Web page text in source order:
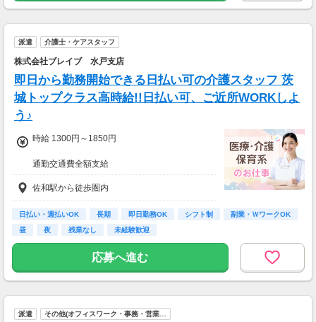
派遣 介護士・ケアスタッフ
株式会社ブレイブ 水戸支店
即日から勤務開始できる日払い可の介護スタッフ 茨
城トップクラス高時給!!日払い可、ご近所WORKしよ
う♪
時給 1300円～1850円
通勤交通費全額支給
【週３で…】
・月収207,200円(時給1,850円×8時間×14日)
【週５で…】
・月収325,600円(時給1,850円×8時間×22日)
佐和駅から徒歩圏内
日払い・週払いOK 長期 即日勤務OK シフト制
副業・ＷワークOK
昼
夜 残業なし 未経験歓迎
応募へ進む
派遣 その他(オフィスワーク・事務・営業…